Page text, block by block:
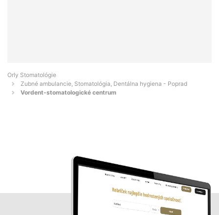
Orly Stomatológie
Zubné ambulancie, Stomatológia, Dentálna hygiena - Poprad
Vordent-stomatologické centrum